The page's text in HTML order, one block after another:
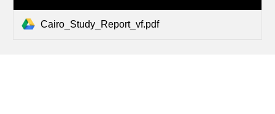
Cairo_Study_Report_vf.pdf